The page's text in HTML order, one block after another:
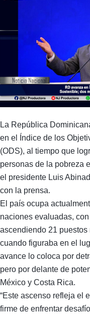
La República
en el Índice de los
(ODS), al tiempo que
personas de la pobreza
el presidente Luis
con la prensa.
El país ocupa
naciones evaluadas,
ascendiendo 21
cuando figuraba en el
avance lo coloca por
pero por delante de
México y Costa Rica.
“Este ascenso refleja el
firme de enfrentar